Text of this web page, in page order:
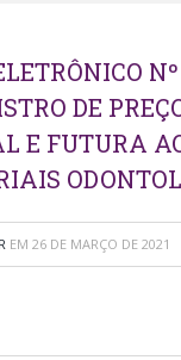
DE
E FUTURA
EM 26 DE MARÇO DE 2021